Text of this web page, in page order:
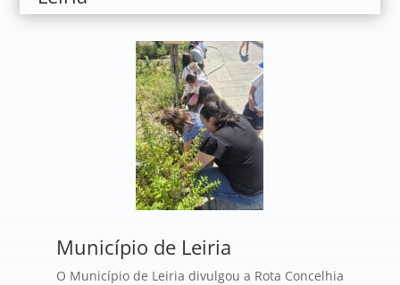
Município de Leiria
O Município de Leiria divulgou a Rota Concelhia